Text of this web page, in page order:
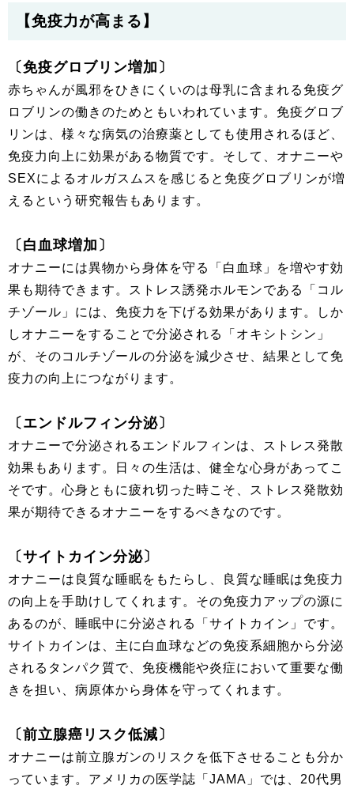
【免疫力が高まる】
〔免疫グロブリン増加〕
赤ちゃんが風邪をひきにくいのは母乳に含まれる免疫グ
ロブリンの働きのためともいわれています。免疫グロブ
リンは、様々な病気の治療薬としても使用されるほど、
免疫力向上に効果がある物質です。そして、オナニーや
SEXによるオルガスムスを感じると免疫グロブリンが増
えるという研究報告もあります。
〔白血球増加〕
オナニーには異物から身体を守る「白血球」を増やす効
果も期待できます。ストレス誘発ホルモンである「コル
チゾール」には、免疫力を下げる効果があります。しか
しオナニーをすることで分泌される「オキシトシン」
が、そのコルチゾールの分泌を減少させ、結果として免
疫力の向上につながります。
〔エンドルフィン分泌〕
オナニーで分泌されるエンドルフィンは、ストレス発散
効果もあります。日々の生活は、健全な心身があってこ
そです。心身ともに疲れ切った時こそ、ストレス発散効
果が期待できるオナニーをするべきなのです。
〔サイトカイン分泌〕
オナニーは良質な睡眠をもたらし、良質な睡眠は免疫力
の向上を手助けしてくれます。その免疫力アップの源に
あるのが、睡眠中に分泌される「サイトカイン」です。
サイトカインは、主に白血球などの免疫系細胞から分泌
されるタンパク質で、免疫機能や炎症において重要な働
きを担い、病原体から身体を守ってくれます。
〔前立腺癌リスク低減〕
オナニーは前立腺ガンのリスクを低下させることも分か
っています。アメリカの医学誌「JAMA」では、20代男